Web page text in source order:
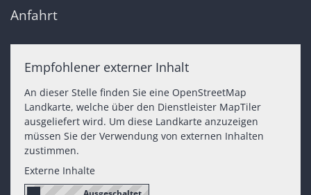
Anfahrt
Empfohlener externer Inhalt
An dieser Stelle finden Sie eine OpenStreetMap
Landkarte, welche über den Dienstleister MapTiler
ausgeliefert wird. Um diese Landkarte anzuzeigen
müssen Sie der Verwendung von externen Inhalten
zustimmen.
Externe Inhalte